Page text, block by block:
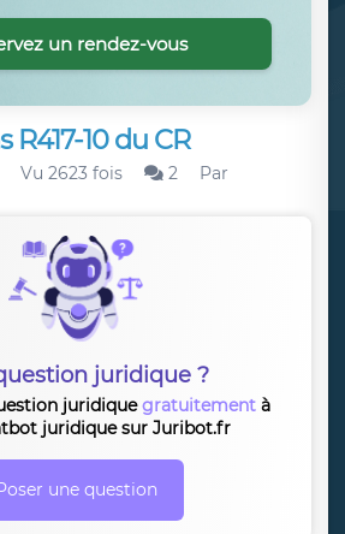
R417-10 du CR
Vu 2623 fois 2
Par
juridique ?
juridiquegratuitement à
juridique sur Juribot.fr
une question
un rendez-vous